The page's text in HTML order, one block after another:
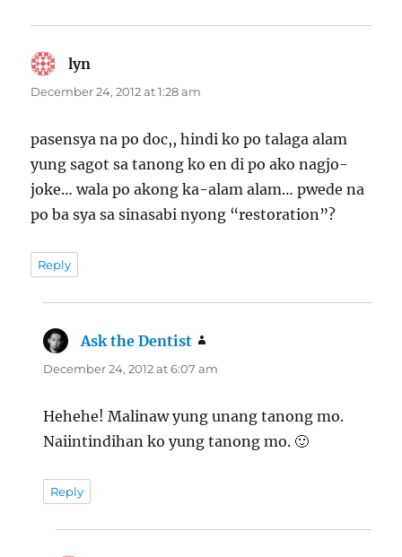
lyn
December 24, 2012 at 1:28 am
pasensya na po doc,, hindi ko po talaga alam
yung sagot sa tanong ko en di po ako nagjo-
joke… wala po akong ka-alam alam… pwede na
po ba sya sa sinasabi nyong “restoration”?
Reply
Ask the Dentist
December 24, 2012 at 6:07 am
Hehehe! Malinaw yung unang tanong mo.
Naiintindihan ko yung tanong mo. 🙂
Reply